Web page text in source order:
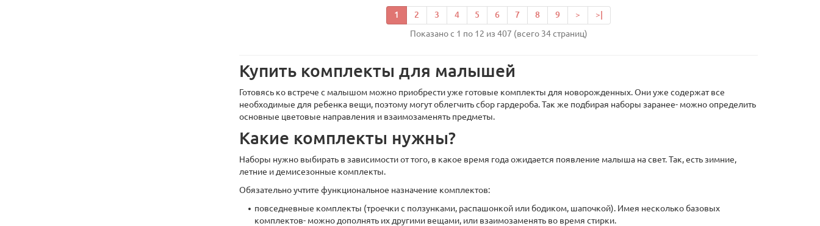
1 2 3 4 5 6 7 8 9 >
>|
Показано с 1 по 12 из 407 (всего 34 страниц)
Купить комплекты для малышей
Готовясь ко встрече с малышом можно приобрести уже готовые комплекты для новорожденных. Они уже содержат все
необходимые для ребенка вещи, поэтому могут облегчить сбор гардероба. Так же подбирая наборы заранее- можно определить
основные цветовые направления и взаимозаменять предметы.
Какие комплекты нужны?
Наборы нужно выбирать в зависимости от того, в какое время года ожидается появление малыша на свет. Так, есть зимние,
летние и демисезонные комплекты.
Обязательно учтите функциональное назначение комплектов:
повседневные комплекты (троечки с ползунками, распашонкой или бодиком, шапочкой). Имея несколько базовых
комплектов- можно дополнять их другими вещами, или взаимозаменять во время стирки.